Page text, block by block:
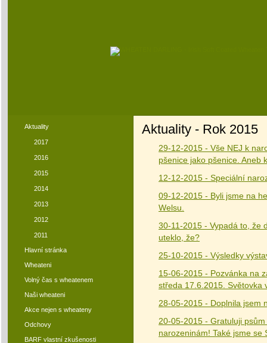
Aktuality
2017
2016
2015
2014
2013
2012
2011
Hlavní stránka
Wheateni
Volný čas s wheatenem
Naši wheateni
Akce nejen s wheateny
Odchovy
BARF vlastní zkušenosti
Aktuality - Rok 2015
29-12-2015 - Vše NEJ k
pšenice jako pšenice. Aneb
12-12-2015 - Speciální
09-12-2015 - Byli jsme na
Welsu.
30-11-2015 - Vypadá to, že
uteklo, že?
25-10-2015 - Výsledky
15-06-2015 - Pozvánka na
středa 17.6.2015. Světovka
28-05-2015 - Doplnila jsem
20-05-2015 - Gratuluji
narozeninám! Také jsme se